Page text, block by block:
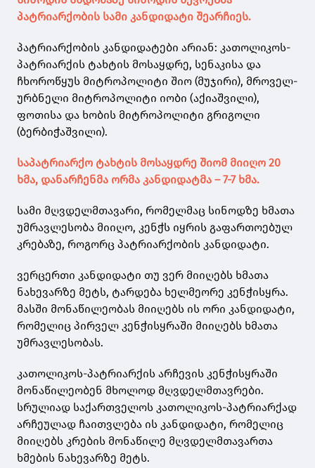
პატრიარქობის სამი კანდიდატი შეარჩიეს.
პატრიარქობის კანდიდატები არიან: კათოლიკოს-
პატრიარქის ტახტის მოსაყდრე, სენაკისა და
ჩხოროწყუს მიტროპოლიტი შიო (მუჯირი), მროველ-
ურბნელი მიტროპოლიტი იობი (აქიაშვილი),
ფოთისა და ხობის მიტროპოლიტი გრიგოლი
(ბერბიჭაშვილი).
საპატრიარქო ტახტის მოსაყდრე შიომ მიიღო 20
ხმა, დანარჩენმა ორმა კანდიდატმა – 7-7 ხმა.
სამი მღვდელმთავარი, რომელმაც სინოდზე ხმათა
უმრავლესობა მიიღო, კენჭს იყრის გაფართოებულ
კრებაზე, როგორც პატრიარქობის კანდიდატი.
ვერცერთი კანდიდატი თუ ვერ მიიღებს ხმათა
ნახევარზე მეტს, ტარდება ხელმეორე კენჭისყრა.
მასში მონაწილეობას მიიღებს ის ორი კანდიდატი,
რომელიც პირველ კენჭისყრაში მიიღებს ხმათა
უმრავლესობას.
კათოლიკოს-პატრიარქის არჩევის კენჭისყრაში
მონაწილეობენ მხოლოდ მღვდელმთავრები.
სრულიად საქართველოს კათოლიკოს-პატრიარქად
არჩეულად ჩაითვლება ის კანდიდატი, რომელიც
მიიღებს კრების მონაწილე მღვდელმთავართა
ხმების ნახევარზე მეტს.